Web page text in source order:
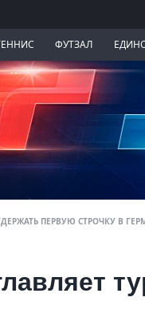
ФУТЗАЛ
ПЕРВУЮ СТРОЧКУ В